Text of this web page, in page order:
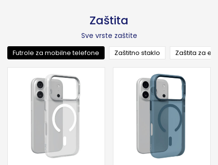
Zaštita
Sve vrste zaštite
Futrole za mobilne telefone Zaštitno staklo Zaštita za